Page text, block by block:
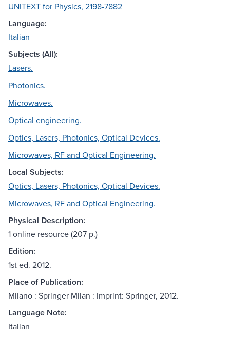
UNITEXT for Physics, 2198-7882
Language:
Italian
Subjects (All):
Lasers.
Photonics.
Microwaves.
Optical engineering.
Optics, Lasers, Photonics, Optical Devices.
Microwaves, RF and Optical Engineering.
Local Subjects:
Optics, Lasers, Photonics, Optical Devices.
Microwaves, RF and Optical Engineering.
Physical Description:
1 online resource (207 p.)
Edition:
1st ed. 2012.
Place of Publication:
Milano : Springer Milan : Imprint: Springer, 2012.
Language Note:
Italian